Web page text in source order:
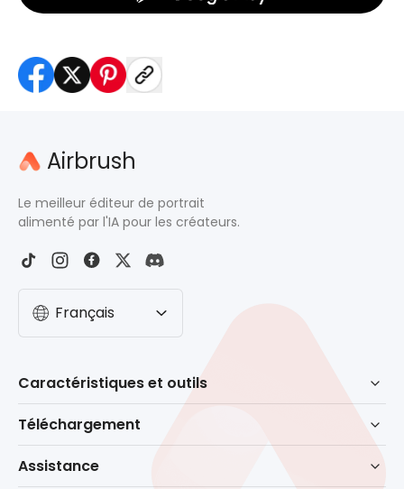
Airbrush
Le meilleur éditeur de portrait
alimenté par l'IA pour les créateurs.
Français
Caractéristiques et outils
Gomme
Suppression de l'arrière-plan
Téléchargement
Télécharger pour macOS
Assistance